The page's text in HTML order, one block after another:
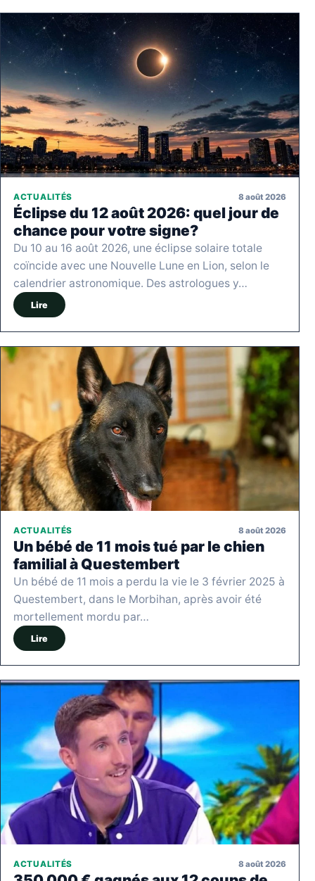
ACTUALITÉS 8 août 2026
Éclipse du 12 août 2026: quel jour de
chance pour votre signe?
Du 10 au 16 août 2026, une éclipse solaire totale
coïncide avec une Nouvelle Lune en Lion, selon le
calendrier astronomique. Des astrologues y…
Lire
ACTUALITÉS 8 août 2026
Un bébé de 11 mois tué par le chien
familial à Questembert
Un bébé de 11 mois a perdu la vie le 3 février 2025 à
Questembert, dans le Morbihan, après avoir été
mortellement mordu par…
Lire
ACTUALITÉS 8 août 2026